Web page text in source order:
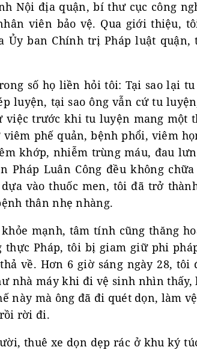
Nội địa quận, bí thư cục công
viên bảo vệ. Qua giới thiệu,
Ủy ban Chính trị Pháp luật quận,
số họ liền hỏi tôi: Tại sao lại
luyện, tại sao ông vẫn cứ tu
việc trước khi tu luyện mang một
phế quản, bệnh phổi, viêm
khớp, nhiễm trùng máu, đau
Pháp Luân Công đều không
vào thuốc men, tôi đã trở
thân nhẹ nhàng.
mạnh, tâm tính cũng thăng
Pháp, tôi bị giam giữ phi
về. Hơn 6 giờ sáng ngày 28, tôi
nhà máy khi đi vệ sinh nhìn
này mà ông đã đi quét dọn, làm
rời đi.
thuê xe dọn dẹp rác ở khu ký